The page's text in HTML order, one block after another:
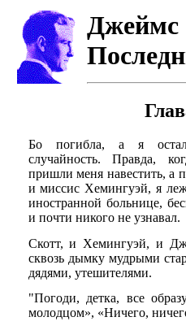
Бо погибла, а я
случайность. Правда,
пришли меня навестить, а
и миссис Хемингуэй, я
иностранной больнице,
и почти никого не узнавал.
Скотт, и Хемингуэй, и
сквозь дымку мудрыми
дядями, утешителями.
"Погоди, детка, все
молодцом», «Ничего,